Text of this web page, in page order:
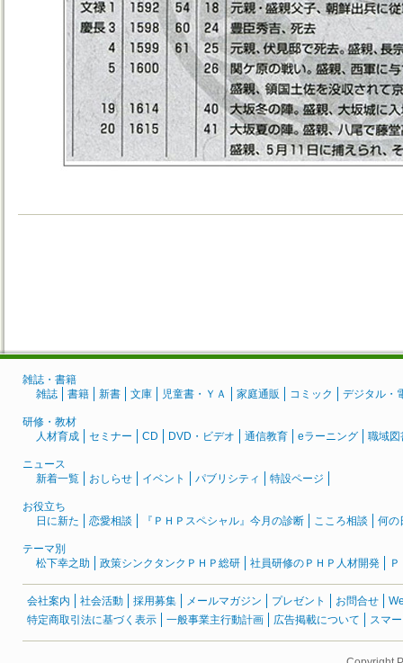
雑誌・書籍
雑誌
書籍 新書 文庫 児童書・ＹＡ 家庭通販 コミック デジタル・
研修・教材
人材育成
セミナー CD DVD・ビデオ 通信教育 eラーニング 職域図
ニュース
新着一覧
おしらせ イベント パブリシティ 特設ページ
お役立ち
日に新た
恋愛相談 『ＰＨＰスペシャル』今月の診断 こころ相談 何の
テーマ別
松下幸之助
政策シンクタンクＰＨＰ総研 社員研修のＰＨＰ人材開発
会社案内 社会活動 採用募集 メールマガジン プレゼント お問合せ
特定商取引法に基づく表示
一般事業主行動計画 広告掲載について スマ